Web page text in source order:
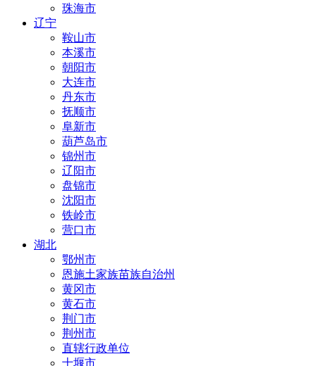
珠海市
辽宁
鞍山市
本溪市
朝阳市
大连市
丹东市
抚顺市
阜新市
葫芦岛市
锦州市
辽阳市
盘锦市
沈阳市
铁岭市
营口市
湖北
鄂州市
恩施土家族苗族自治州
黄冈市
黄石市
荆门市
荆州市
直辖行政单位
十堰市